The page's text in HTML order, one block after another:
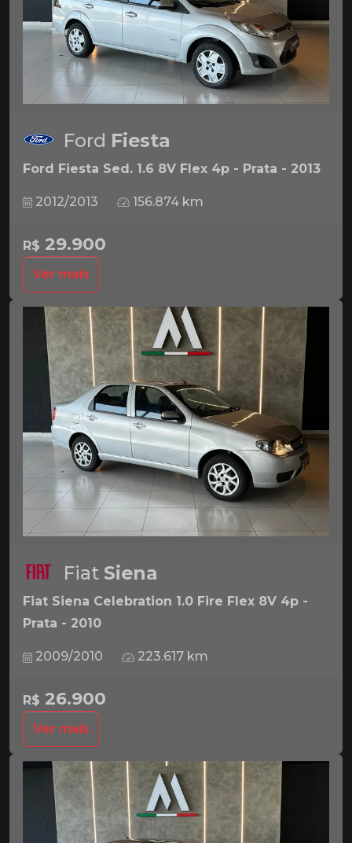
Ford Fiesta
Ford Fiesta Sed. 1.6 8V Flex 4p - Prata - 2013
2012/2013 156.874 km
R$ 29.900
Ver mais
Fiat Siena
Fiat Siena Celebration 1.0 Fire Flex 8V 4p -
Prata - 2010
2009/2010 223.617 km
R$ 26.900
Ver mais